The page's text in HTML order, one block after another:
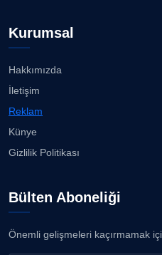
Kurumsal
Hakkımızda
İletişim
Reklam
Künye
Gizlilik Politikası
Bülten Aboneliği
Önemli gelişmeleri kaçırmamak